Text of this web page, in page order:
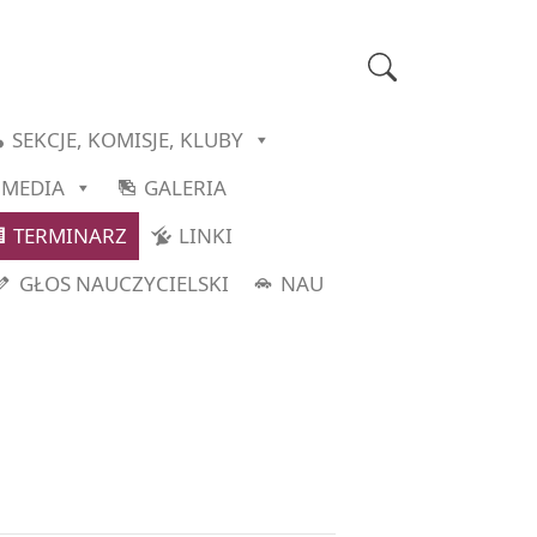
SEKCJE, KOMISJE, KLUBY
MEDIA
GALERIA
TERMINARZ
LINKI
GŁOS NAUCZYCIELSKI
NAU